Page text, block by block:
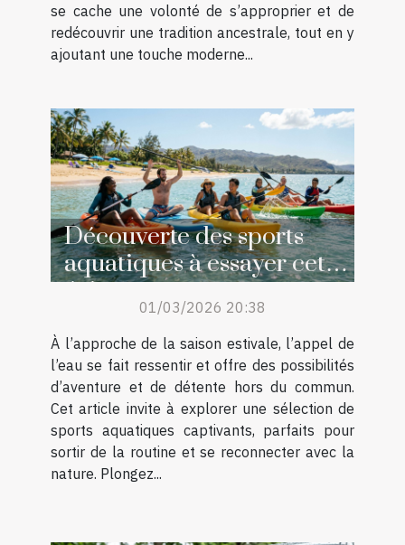
se cache une volonté de s’approprier et de
redécouvrir une tradition ancestrale, tout en y
ajoutant une touche moderne...
Découverte des sports
aquatiques à essayer cet
été
01/03/2026 20:38
À l’approche de la saison estivale, l’appel de
l’eau se fait ressentir et offre des possibilités
d’aventure et de détente hors du commun.
Cet article invite à explorer une sélection de
sports aquatiques captivants, parfaits pour
sortir de la routine et se reconnecter avec la
nature. Plongez...